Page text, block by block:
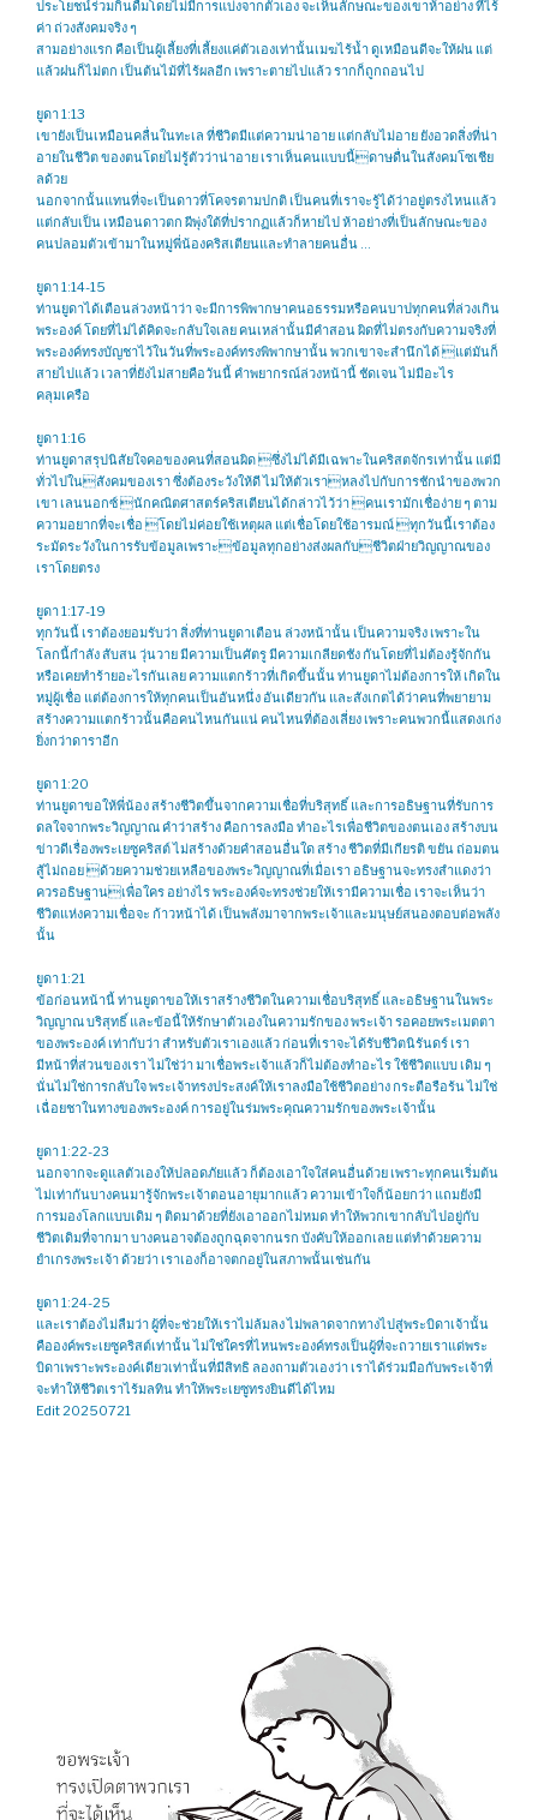
ประโยชน์ร่วมกินดื่มโดยไม่มีการแบ่งจากตัวเอง จะเห็นลักษณะของเขาห้าอย่าง ที่ไร้
ค่า ถ่วงสังคมจริง ๆ
สามอย่างแรก คือเป็นผู้เลี้ยงที่เลี้ยงแค่ตัวเองเท่านั้นเมฆไร้น้ำ ดูเหมือนดีจะให้ฝน แต่
แล้วฝนก็ไม่ตก เป็นต้นไม้ที่ไร้ผลอีก เพราะตายไปแล้ว รากก็ถูกถอนไป
ยูดา 1:13
เขายังเป็นเหมือนคลื่นในทะเล ที่ชีวิตมีแต่ความน่าอาย แต่กลับไม่อาย ยังอวดสิ่งที่น่า
อายในชีวิต ของตนโดยไม่รู้ตัวว่าน่าอาย เราเห็นคนแบบนี้ดาษดื่นในสังคมโซเชีย
ลด้วย
นอกจากนั้นแทนที่จะเป็นดาวที่โคจรตามปกติ เป็นคนที่เราจะรู้ได้ว่าอยู่ตรงไหนแล้ว
แต่กลับเป็น เหมือนดาวตก ผีพุ่งใต้ที่ปรากฏแล้วก็หายไป ห้าอย่างที่เป็นลักษณะของ
คนปลอมตัวเข้ามาในหมู่พี่น้องคริสเตียนและทำลายคนอื่น …
ยูดา 1:14-15
ท่านยูดาได้เตือนล่วงหน้าว่า จะมีการพิพากษาคนอธรรมหรือคนบาปทุกคนที่ล่วงเกิน
พระองค์ โดยที่ไม่ได้คิดจะกลับใจเลย คนเหล่านั้นมีคำสอน ผิดที่ไม่ตรงกับความจริงที่
พระองค์ทรงบัญชาไว้ในวันที่พระองค์ทรงพิพากษานั้น พวกเขาจะสำนึกได้ แต่มันก็
สายไปแล้ว เวลาที่ยังไม่สายคือวันนี้ คำพยากรณ์ล่วงหน้านี้ ชัดเจน ไม่มีอะไร
คลุมเครือ
ยูดา 1:16
ท่านยูดาสรุปนิสัยใจคอของคนที่สอนผิด ซึ่งไม่ได้มีเฉพาะในคริสตจักรเท่านั้น แต่มี
ทั่วไปในสังคมของเรา ซึ่งต้องระวังให้ดี ไม่ให้ตัวเราหลงไปกับการชักนำของพวก
เขา เลนนอกซ์ นักคณิตศาสตร์คริสเตียนได้กล่าวไว้ว่า คนเรามักเชื่อง่าย ๆ ตาม
ความอยากที่จะเชื่อ โดยไม่ค่อยใช้เหตุผล แต่เชื่อโดยใช้อารมณ์ ทุกวันนี้เราต้อง
ระมัดระวังในการรับข้อมูลเพราะข้อมูลทุกอย่างส่งผลกับชีวิตฝ่ายวิญญาณของ
เราโดยตรง
ยูดา 1:17-19
ทุกวันนี้ เราต้องยอมรับว่า สิ่งที่ท่านยูดาเตือน ล่วงหน้านั้น เป็นความจริง เพราะใน
โลกนี้กำลัง สับสน วุ่นวาย มีความเป็นศัตรู มีความเกลียดชัง กันโดยที่ไม่ต้องรู้จักกัน
หรือเคยทำร้ายอะไรกันเลย ความแตกร้าวที่เกิดขึ้นนั้น ท่านยูดาไม่ต้องการให้ เกิดใน
หมู่ผู้เชื่อ แต่ต้องการให้ทุกคนเป็นอันหนึ่ง อันเดียวกัน และสังเกตได้ว่าคนที่พยายาม
สร้างความแตกร้าวนั้นคือคนไหนกันแน่ คนไหนที่ต้องเลี่ยง เพราะคนพวกนี้แสดงเก่ง
ยิ่งกว่าดาราอีก
ยูดา 1:20
ท่านยูดาขอให้พี่น้อง สร้างชีวิตขึ้นจากความเชื่อที่บริสุทธิ์ และการอธิษฐานที่รับการ
ดลใจจากพระวิญญาณ คำว่าสร้าง คือการลงมือ ทำอะไรเพื่อชีวิตของตนเอง สร้างบน
ข่าวดีเรื่องพระเยซูคริสต์ ไม่สร้างด้วยคำสอนอื่นใด สร้าง ชีวิตที่มีเกียรติ ขยัน ถ่อมตน
สู้ไม่ถอย ด้วยความช่วยเหลือของพระวิญญาณที่เมื่อเรา อธิษฐานจะทรงสำแดงว่า
ควรอธิษฐานเพื่อใคร อย่างไร พระองค์จะทรงช่วยให้เรามีความเชื่อ เราจะเห็นว่า
ชีวิตแห่งความเชื่อจะ ก้าวหน้าได้ เป็นพลังมาจากพระเจ้าและมนุษย์สนองตอบต่อพลัง
นั้น
ยูดา 1:21
ข้อก่อนหน้านี้ ท่านยูดาขอให้เราสร้างชีวิตในความเชื่อบริสุทธิ์ และอธิษฐานในพระ
วิญญาณ บริสุทธิ์ และข้อนี้ให้รักษาตัวเองในความรักของ พระเจ้า รอคอยพระเมตตา
ของพระองค์ เท่ากับว่า สำหรับตัวเราเองแล้ว ก่อนที่เราจะได้รับชีวิตนิรันดร์ เรา
มีหน้าที่ส่วนของเรา ไม่ใช่ว่า มาเชื่อพระเจ้าแล้วก็ไม่ต้องทำอะไร ใช้ชีวิตแบบ เดิม ๆ
นั่นไม่ใช่การกลับใจ พระเจ้าทรงประสงค์ให้เราลงมือใช้ชีวิตอย่าง กระตือรือร้น ไม่ใช่
เฉื่อยชาในทางของพระองค์ การอยู่ในร่มพระคุณความรักของพระเจ้านั้น
ยูดา 1:22-23
นอกจากจะดูแลตัวเองให้ปลอดภัยแล้ว ก็ต้องเอาใจใส่คนอื่นด้วย เพราะทุกคนเริ่มต้น
ไม่เท่ากันบางคนมารู้จักพระเจ้าตอนอายุมากแล้ว ความเข้าใจก็น้อยกว่า แถมยังมี
การมองโลกแบบเดิม ๆ ติดมาด้วยที่ยังเอาออกไม่หมด ทำให้พวกเขากลับไปอยู่กับ
ชีวิตเดิมที่จากมา บางคนอาจต้องถูกฉุดจากนรก บังคับให้ออกเลย แต่ทำด้วยความ
ยำเกรงพระเจ้า ด้วยว่า เราเองก็อาจตกอยู่ในสภาพนั้นเช่นกัน
ยูดา 1:24-25
และเราต้องไม่ลืมว่า ผู้ที่จะช่วยให้เราไม่ล้มลง ไม่พลาดจากทางไปสู่พระบิดาเจ้านั้น
คือองค์พระเยซูคริสต์เท่านั้น ไม่ใช่ใครที่ไหนพระองค์ทรงเป็นผู้ที่จะถวายเราแด่พระ
บิดาเพราะพระองค์เดียวเท่านั้นที่มีสิทธิ ลองถามตัวเองว่า เราได้ร่วมมือกับพระเจ้าที่
จะทำให้ชีวิตเราไร้มลทิน ทำให้พระเยซูทรงยินดีได้ไหม
Edit 20250721